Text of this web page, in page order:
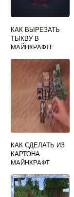
КАК ВЫРЕЗАТЬ
ТЫКВУ В
МАЙНКРАФТЕ
КАК СДЕЛАТЬ ИЗ
КАРТОНА
МАЙНКРАФТ